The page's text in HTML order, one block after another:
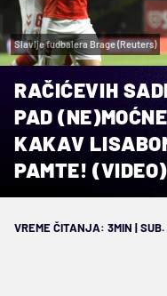
Slavlje fudbalera Brage (Reuters)
RAČIĆEVIH
PAD
KAKAV
PAMTE! (VIDEO)
VREME ČITANJA: 3MIN |